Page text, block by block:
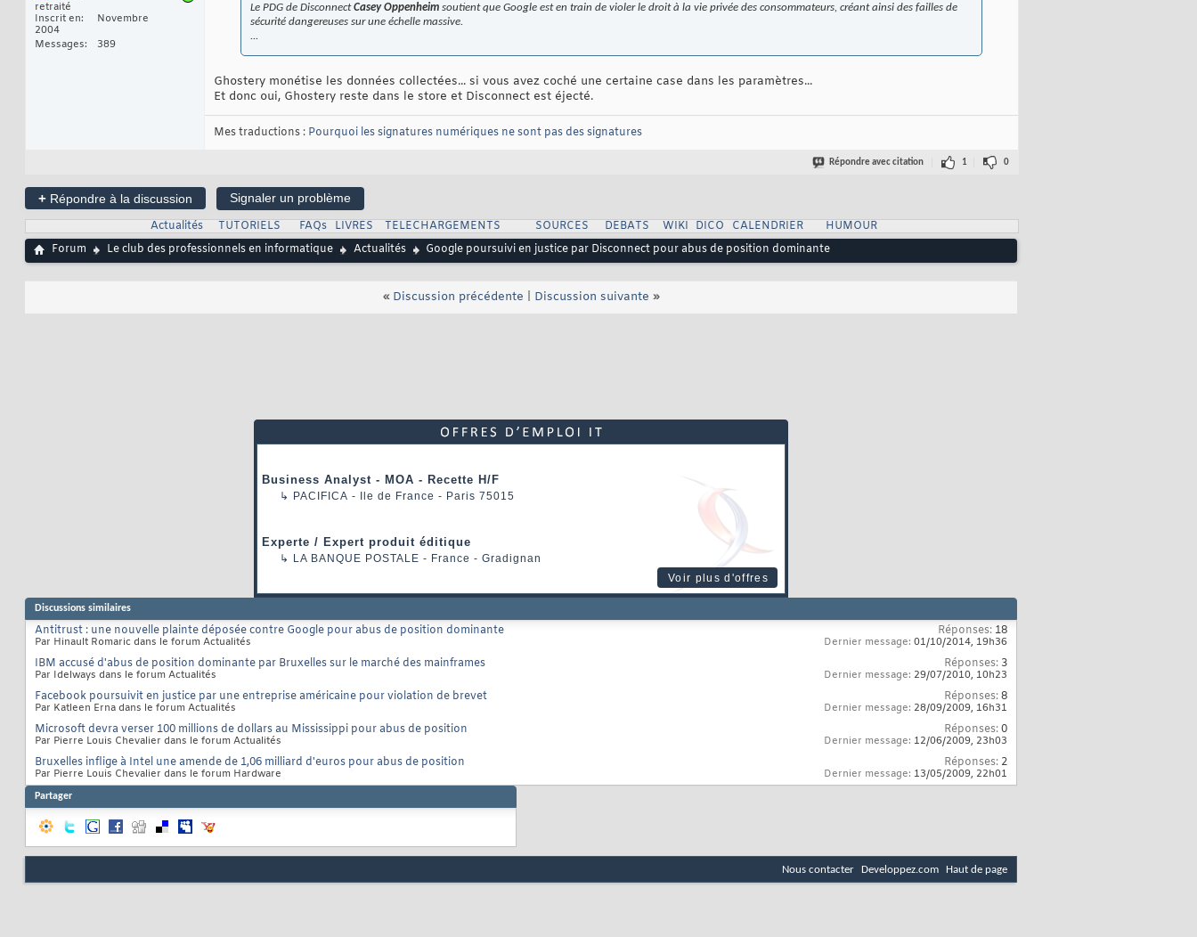
retraité
Inscrit en
Novembre
2004
Messages
389
Le PDG de DisconnectCasey Oppenheim soutient que Google est en train de violer le droit à la vie privée des consommateurs, créant ainsi des failles de
sécurité dangereuses sur une échelle massive.
...
Ghostery monétise les données collectées... si vous avez coché une certaine case dans les paramètres...
Et donc oui, Ghostery reste dans le store et Disconnect est éjecté.
Mes traductions : Pourquoi les signatures numériques ne sont pas des signatures
Répondre avec citation 1 0
+ Répondre à la discussion
Signaler un problème
Actualités
TUTORIELS FAQs LIVRES TELECHARGEMENTS SOURCES DEBATS WIKI DICO CALENDRIER
HUMOUR
Forum
Le club des professionnels en informatique Actualités Google poursuivi en justice par Disconnect pour abus de position dominante
« Discussion précédente Discussion suivante »
Business Analyst - MOA - Recette H/F
↳ PACIFICA - Ile de France - Paris 75015
Experte / Expert produit éditique
↳ LA BANQUE POSTALE - France - Gradignan
Voir plus d'offres
Discussions similaires
Antitrust : une nouvelle plainte déposée contre Google pour abus de position dominante
Par Hinault Romaric dans le forum Actualités
Réponses: 18
Dernier message: 01/10/2014, 19h36
IBM accusé d'abus de position dominante par Bruxelles sur le marché des mainframes
Par Idelways dans le forum Actualités
Réponses: 3
Dernier message: 29/07/2010, 10h23
Facebook poursuivit en justice par une entreprise américaine pour violation de brevet
Par Katleen Erna dans le forum Actualités
Réponses:8
Dernier message: 28/09/2009, 16h31
Microsoft devra verser 100 millions de dollars au Mississippi pour abus de position
Par Pierre Louis Chevalier dans le forum Actualités
Réponses:0
Dernier message: 12/06/2009, 23h03
Bruxelles inflige à Intel une amende de 1,06 milliard d'euros pour abus de position
Par Pierre Louis Chevalier dans le forum Hardware
Réponses: 2
Dernier message: 13/05/2009, 22h01
Partager
Nous contacter Developpez.com Haut de page